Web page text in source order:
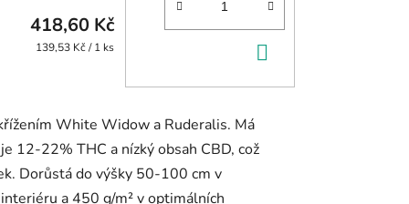
418,60 Kč
Měrná
139,53 Kč / 1 ks
KOŠÍKU